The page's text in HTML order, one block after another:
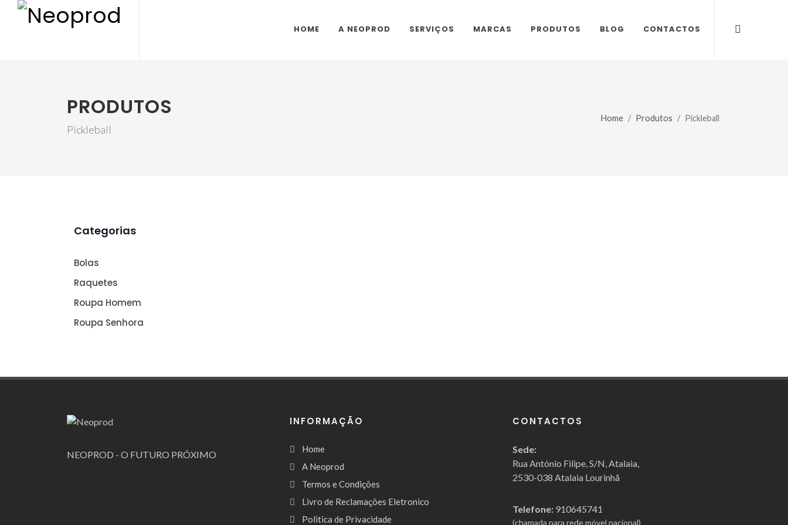
HOME A NEOPROD SERVIÇOS MARCAS PRODUTOS BLOG CONTACTOS
PRODUTOS
Pickleball
Home Produtos Pickleball
Categorias
Bolas
Raquetes
Roupa Homem
Roupa Senhora
NEOPROD - O FUTURO PRÓXIMO
INFORMAÇÃO
Home
A Neoprod
Termos e Condições
Livro de Reclamações Eletronico
Politica de Privacidade
CONTACTOS
Sede:
Rua António Filipe, S/N, Atalaia,
2530-038 Atalaia Lourinhã
Telefone: 910645741
(chamada para rede móvel nacional)